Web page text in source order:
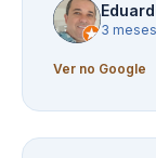
3
Ver no Google